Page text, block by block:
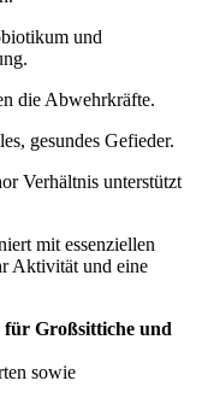
und
die Abwehrkräfte.
gesundes Gefieder.
Verhältnis unterstützt
mit essenziellen
Aktivität und eine
Großsittiche und
sowie